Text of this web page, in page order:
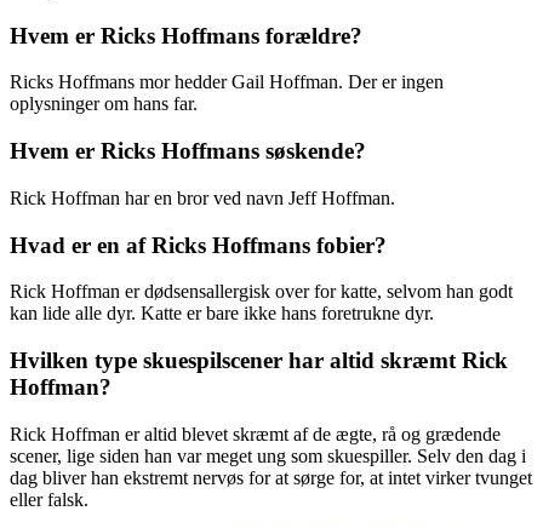
Hvem er Ricks Hoffmans forældre?
Ricks Hoffmans mor hedder Gail Hoffman. Der er ingen
oplysninger om hans far.
Hvem er Ricks Hoffmans søskende?
Rick Hoffman har en bror ved navn Jeff Hoffman.
Hvad er en af Ricks Hoffmans fobier?
Rick Hoffman er dødsensallergisk over for katte, selvom han godt
kan lide alle dyr. Katte er bare ikke hans foretrukne dyr.
Hvilken type skuespilscener har altid skræmt Rick
Hoffman?
Rick Hoffman er altid blevet skræmt af de ægte, rå og grædende
scener, lige siden han var meget ung som skuespiller. Selv den dag i
dag bliver han ekstremt nervøs for at sørge for, at intet virker tvunget
eller falsk.